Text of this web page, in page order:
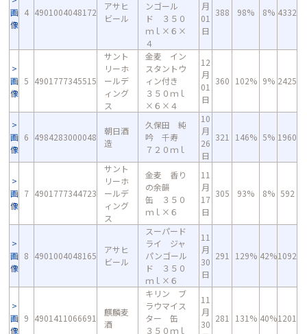
画
像
4 4901004048172
アサヒ
ビール
ンゴール
ド ３５０
ｍｌ×６×
４
月
01
日
388 98% 8% 4332
画
像
5 4901777345515
サント
リーホ
ールデ
ィング
ス
金麦 イン
スタントウ
ィン付き
３５０ｍｌ
×６×４
12
月
01
日
360 102% 9% 2425
画
像
6 4984283000048
朝日酒
造
久保田 純
吟 千寿
７２０ｍｌ
10
月
26
日
321 146% 5% 1960
画
像
7 4901777344723
サント
リーホ
ールデ
ィング
ス
金麦 香り
の余韻
缶 ３５０
ｍｌ×６
11
月
17
日
305 93% 8% 592
画
像
8 4901004048165
アサヒ
ビール
スーパード
ライ ジャ
パンゴール
ド ３５０
ｍｌ×６
11
月
30
日
291 129% 42%1092
画
像
9 4901411066691
麒麟麦
酒
キリン ブ
ラウマイス
ター 缶
３５０ｍｌ
11
月
30
281 131% 40%1201